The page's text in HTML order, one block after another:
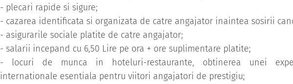
- plecari rapide si sigure;
- cazarea identificata si organizata de catre angajator inaintea sosirii
- asigurarile sociale platite de catre angajator;
- salarii incepand cu 6,50 Lire pe ora + ore suplimentare platite;
- locuri de munca in hoteluri-restaurante, obtinerea unei
internationale esentiala pentru viitori angajatori de prestigiu;